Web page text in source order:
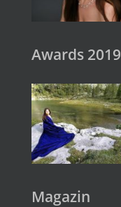
Awards 2019
Magazin